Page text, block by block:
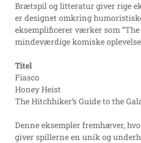
Brætspil og litteratur giver rige
er designet omkring
eksemplificerer værker som
mindeværdige komiske
Titel
Fiasco
Honey Heist
The Hitchhiker’s Guide to the
Denne eksempler fremhæver,
giver spillerne en unik og